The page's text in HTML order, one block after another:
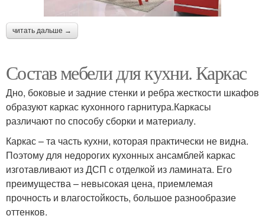
читать дальше →
Состав мебели для кухни. Каркас
Дно, боковые и задние стенки и ребра жесткости шкафов
образуют каркас кухонного гарнитура.Каркасы
различают по способу сборки и материалу.
Каркас – та часть кухни, которая практически не видна.
Поэтому для недорогих кухонных ансамблей каркас
изготавливают из ДСП с отделкой из ламината. Его
преимущества – невысокая цена, приемлемая
прочность и влагостойкость, большое разнообразие
оттенков.